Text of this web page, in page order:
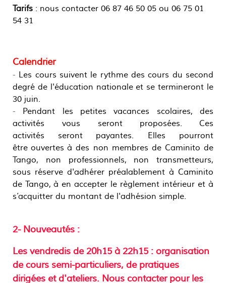
Tarifs : nous contacter 06 87 46 50 05 ou 06 75 01
54 31
Calendrier
- Les cours suivent le rythme des cours du second
degré de l'éducation nationale et se termineront le
30 juin.
- Pendant les petites vacances scolaires, des
activités vous seront proposées. Ces
activités seront payantes. Elles pourront
être ouvertes à des non membres de Caminito de
Tango, non professionnels, non transmetteurs,
sous réserve d'adhérer préalablement à Caminito
de Tango, à en accepter le règlement intérieur et à
s’acquitter du montant de l'adhésion simple.
2- Nouveautés :
Les vendredis de 20h15 à 22h15 : organisation
de cours semi-particuliers, de pratiques
dirigées et d'ateliers. Nous contacter pour les